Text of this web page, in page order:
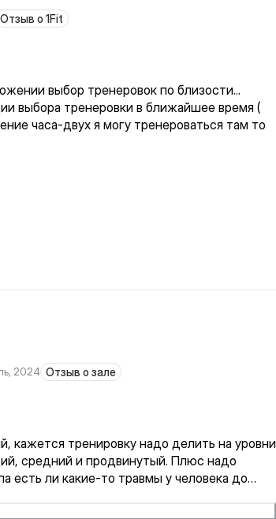
Отзыв о 1Fit
выбор тренеровок по близости...
выбора тренеровки в ближайшее время (
могу тренероваться там то
2024 Отзыв о зале
кажется тренировку надо делить на уровни
средний и продвинутый. Плюс надо
есть ли какие-то травмы у человека до